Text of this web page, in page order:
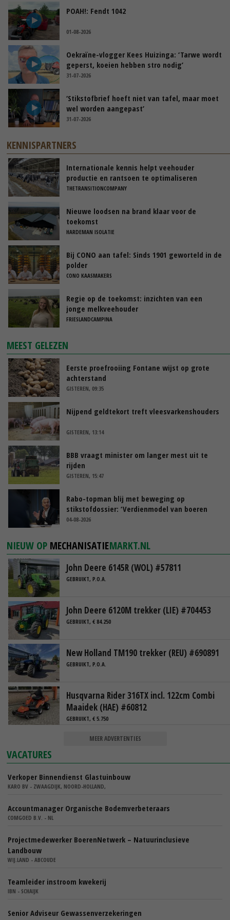
POAH!: Fendt 1042
01-08-2026
Oekraïne-vlogger Kees Huizinga: ‘Tarwe wordt
geperst, koeien hebben stro nodig’
31-07-2026
‘Stikstofbrief hoeft niet van tafel, maar moet
wel worden aangepast’
31-07-2026
KENNISPARTNERS
Internationale kennis helpt veehouder
productie en rantsoen te optimaliseren
THETRANSITIONCOMPANY
Nieuwe loodsen na brand klaar voor de
toekomst
HARDEMAN ISOLATIE
Bij CONO aan tafel: Sinds 1901 geworteld in de
polder
CONO KAASMAKERS
Regie op de toekomst: inzichten van een
jonge melkveehouder
FRIESLANDCAMPINA
MEEST GELEZEN
Eerste proefrooiing Fontane wijst op grote
achterstand
GISTEREN, 09:35
Nijpend geldtekort treft vleesvarkenshouders
GISTEREN, 13:14
BBB vraagt minister om langer mest uit te
rijden
GISTEREN, 15:47
Rabo-topman blij met beweging op
stikstofdossier: ‘Verdienmodel van boeren
blijft cruciaal’
04-08-2026
NIEUW OP MECHANISATIEMARKT.NL
John Deere 6145R (WOL) #57811
GEBRUIKT, P.O.A.
John Deere 6120M trekker (LIE) #704453
GEBRUIKT, € 84.250
New Holland TM190 trekker (REU) #690891
GEBRUIKT, P.O.A.
Husqvarna Rider 316TX incl. 122cm Combi
Maaidek (HAE) #60812
GEBRUIKT, € 5.750
MEER ADVERTENTIES
VACATURES
Verkoper Binnendienst Glastuinbouw
KARO BV - ZWAAGDIJK, NOORD-HOLLAND,
Accountmanager Organische Bodemverbeteraars
COMGOED B.V. - NL
Projectmedewerker BoerenNetwerk – Natuurinclusieve
Landbouw
WIJ.LAND - ABCOUDE
Teamleider instroom kwekerij
IBN - SCHAIJK
Senior Adviseur Gewassenverzekeringen